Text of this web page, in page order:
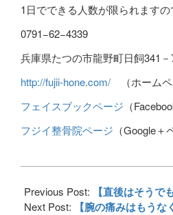
1日でできる人数が限られます
0791−62−4339
兵庫県たつの市龍野町日飼341
http://fujii-hone.com/
（ホーム
フェイスブックページ （
フジイ整骨院ページ （Google＋
08-
02
Previous Post: 【直後はそう
Next Post: 【腕の痛みはもうな